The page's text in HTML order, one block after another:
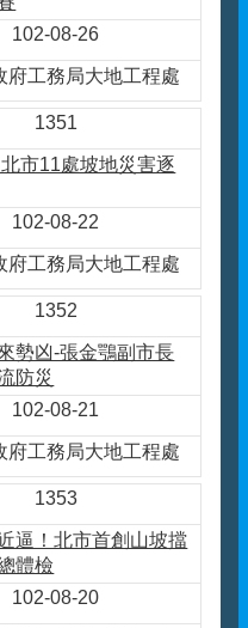
102-08-26
府工務局大地工程處
1351
市11處坡地災害逐
102-08-22
府工務局大地工程處
1352
勢凶-張金鶚副市長
防災
102-08-21
府工務局大地工程處
1353
逼！北市首創山坡擋
體檢
102-08-20